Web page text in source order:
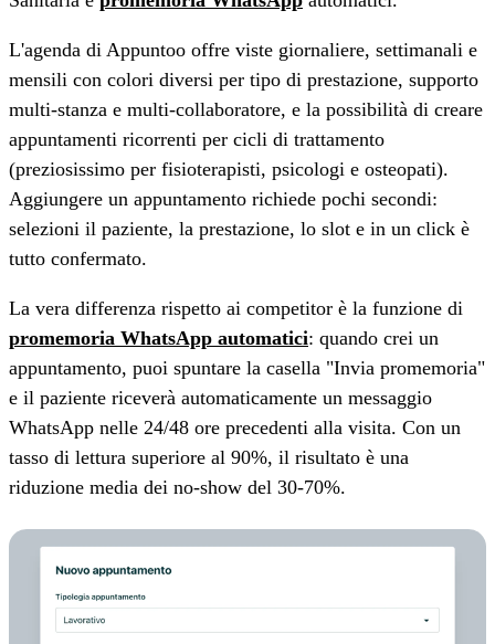
L'agenda di Appuntoo offre viste giornaliere, settimanali e
mensili con colori diversi per tipo di prestazione, supporto
multi-stanza e multi-collaboratore, e la possibilità di creare
appuntamenti ricorrenti per cicli di trattamento
(preziosissimo per fisioterapisti, psicologi e osteopati).
Aggiungere un appuntamento richiede pochi secondi:
selezioni il paziente, la prestazione, lo slot e in un click è
tutto confermato.
La vera differenza rispetto ai competitor è la funzione di
promemoria WhatsApp automatici: quando crei un
appuntamento, puoi spuntare la casella "Invia promemoria"
e il paziente riceverà automaticamente un messaggio
WhatsApp nelle 24/48 ore precedenti alla visita. Con un
tasso di lettura superiore al 90%, il risultato è una
riduzione media dei no-show del 30-70%.